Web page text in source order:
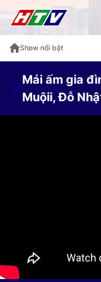
Show nổi bật
Mái ấm gia
Muộii, Đỗ